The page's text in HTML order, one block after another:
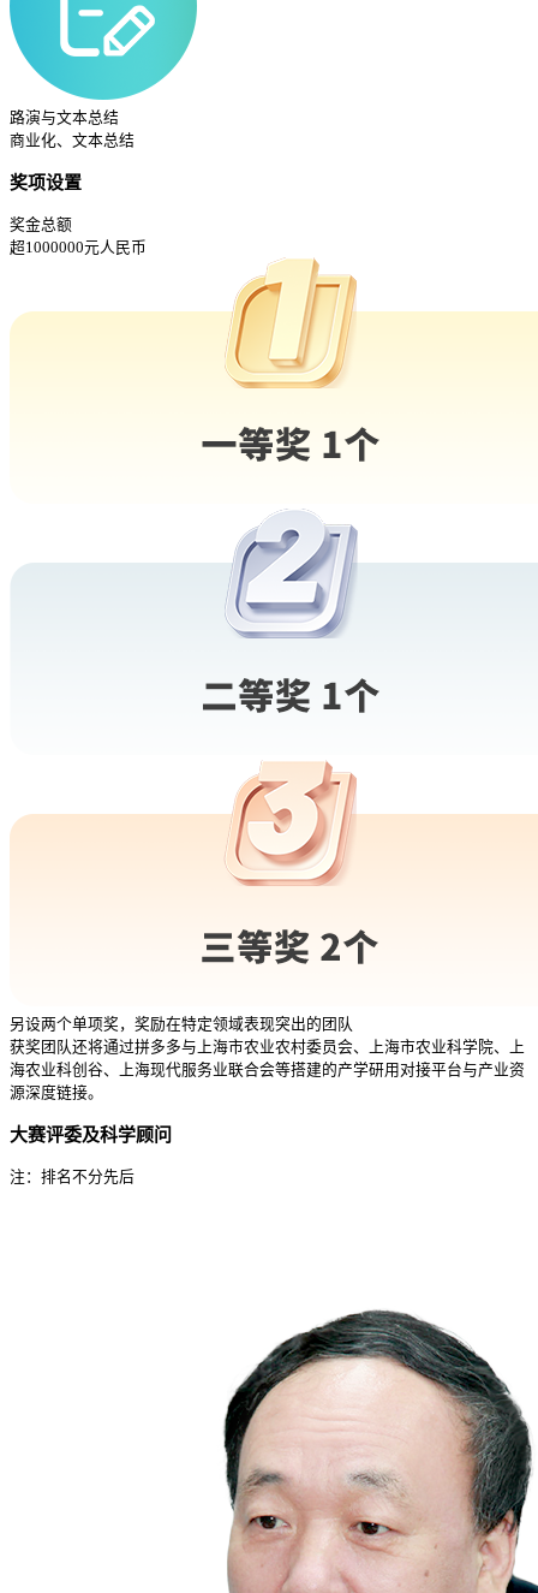
路演与文本总结
商业化、文本总结
奖项设置
奖金总额
超1000000元人民币
另设两个单项奖，奖励在特定领域表现突出的团队
获奖团队还将通过拼多多与上海市农业农村委员会、上海市农业科学院、上
海农业科创谷、上海现代服务业联合会等搭建的产学研用对接平台与产业资
源深度链接。
大赛评委及科学顾问
注：排名不分先后